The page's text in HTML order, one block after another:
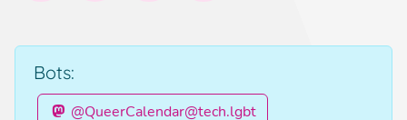
Bots:
@QueerCalendar@tech.lgbt